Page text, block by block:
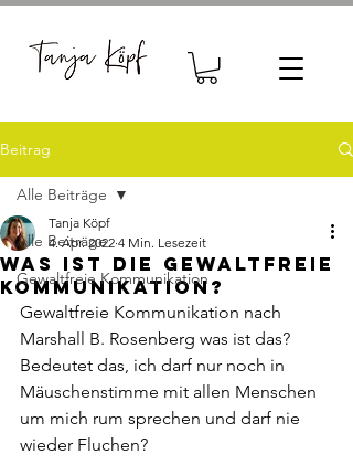
Beitrag
Alle Beiträge
Gewaltfreie Kommunikation
Alle Beiträge
Was ist die Gewaltfreie
Kommunikation?
Tanja Köpf
4. Apr. 2022 4 Min. Lesezeit
Gewaltfreie Kommunikation nach
Marshall B. Rosenberg was ist das?
Bedeutet das, ich darf nur noch in
Mäuschenstimme mit allen Menschen
um mich rum sprechen und darf nie
wieder Fluchen?